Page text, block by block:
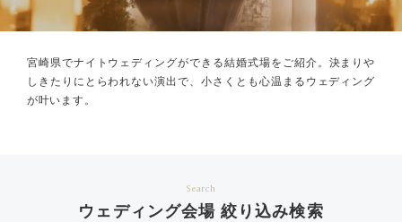
宮崎県でナイトウェディングができる結婚式場をご紹介。 決まりや
しきたりにとらわれない演出で、小さくとも心温まるウェディング
が叶います。
Search
ウェディング会場 絞り込み検索